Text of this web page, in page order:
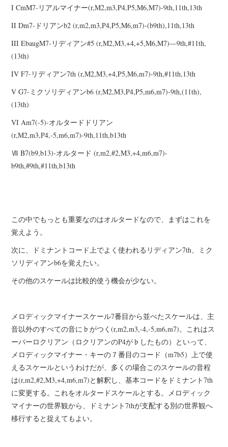
I CmM7-リアルマイナー(r,M2,m3,P4,P5,M6,M7)-9th,11th,13th
II Dm7-ドリアンb2 (r,m2,m3,P4,P5,M6,m7)-(b9th),11th,13th
III EbaugM7-リディアン#5 (r,M2,M3,+4,+5,M6,M7)―9th,#11th,
(13th)
IV F7-リディアン7th (r,M2,M3,+4,P5,M6,m7)-9th,#11th,13th
V G7-ミクソリディアンb6 (r,M2,M3,P4,P5,m6,m7)-9th,(11th),
(13th)
VI Am7(-5)-オルタードドリアン
(r,M2,m3,P4,-5,m6,m7)-9th,11th,b13th
Ⅶ B7(b9,b13)-オルタード (r,m2,#2,M3,+4,m6,m7)-
b9th,#9th,#11th,b13th
この中でもっとも重要なのはオルタードなので、まずはこれを
覚えよう。
次に、ドミナントコード上でよく使われるリディアン7th、ミク
ソリディアンb6を覚えたい。
その他のスケールは比較的使う機会が少ない。
メロディックマイナースケール7番目から並べたスケールは、主
音以外のすべての音に♭がつく(r,m2,m3,-4,-5,m6,m7)。これはス
ーパーロクリアン（ロクリアンのP4が♭したもの）といって、
メロディックマイナー・キーの７番目のコード（m7b5）上で使
えるスケールというわけだが、多くの場合このスケールの音程
は(r,m2,#2,M3,+4,m6,m7)と解釈し、基本コードをドミナント7th
に変更する。これをオルタードスケールとする。メロディック
マイナーの世界観から、ドミナント7thが支配する別の世界観へ
移行すると捉えてもよい。